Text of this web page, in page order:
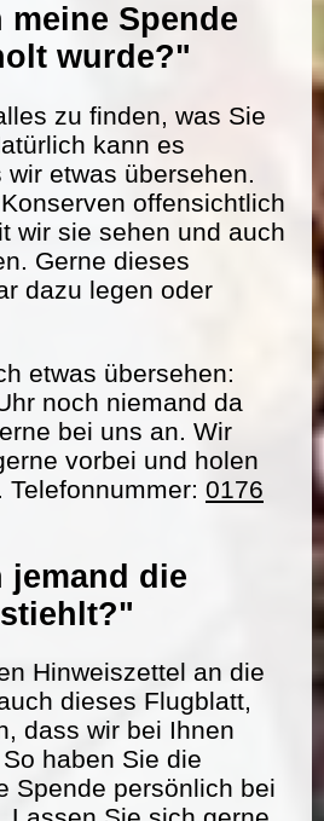
meine Spende
wurde?"
zu finden, was Sie
kann es
etwas übersehen.
offensichtlich
wir sie sehen und auch
Gerne dieses
dazu legen oder
etwas übersehen:
noch niemand da
bei uns an. Wir
vorbei und holen
Telefonnummer: 0176
jemand die
Hinweiszettel an die
dieses Flugblatt,
dass wir bei Ihnen
haben Sie die
Spende persönlich bei